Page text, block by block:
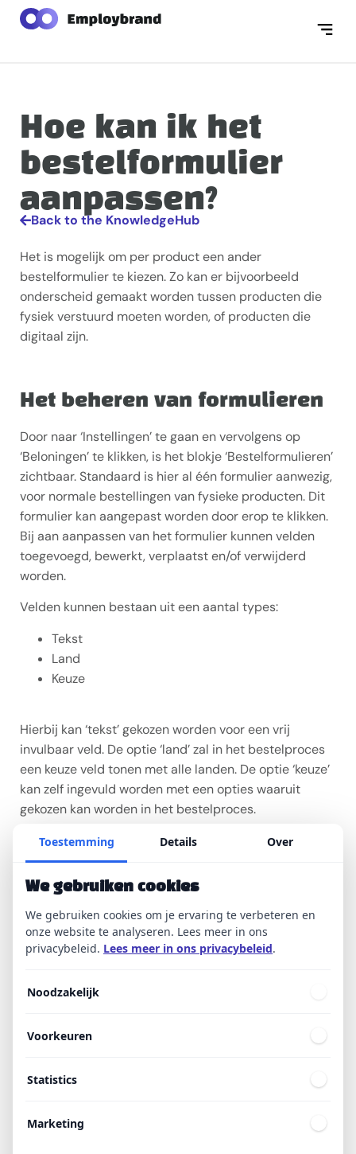
Hoe kan ik het
bestelformulier
aanpassen?
Back to the KnowledgeHub
Het is mogelijk om per product een ander
bestelformulier te kiezen. Zo kan er bijvoorbeeld
onderscheid gemaakt worden tussen producten die
fysiek verstuurd moeten worden, of producten die
digitaal zijn.
Het beheren van formulieren
Door naar ‘Instellingen’ te gaan en vervolgens op
‘Beloningen’ te klikken, is het blokje ‘Bestelformulieren’
zichtbaar. Standaard is hier al één formulier aanwezig,
voor normale bestellingen van fysieke producten. Dit
formulier kan aangepast worden door erop te klikken.
Bij aan aanpassen van het formulier kunnen velden
toegevoegd, bewerkt, verplaatst en/of verwijderd
worden.
Velden kunnen bestaan uit een aantal types:
Tekst
Land
Keuze
Hierbij kan ‘tekst’ gekozen worden voor een vrij
invulbaar veld. De optie ‘land’ zal in het bestelproces
een keuze veld tonen met alle landen. De optie ‘keuze’
kan zelf ingevuld worden met een opties waaruit
gekozen kan worden in het bestelproces.
Maakt jullie organisatie gebruik van meerdere
omgevingen? Dan zijn de bestelformulieren voor alle
omgevingen te beheren in de hoofdomgeving.
Belangrijk: vergeet na het aanpassen niet om de
wijzigingen op te slaan.
Hoe kan een formulier
product?
Door naar ‘Instellingen’ te gaan en vervolgens op
beloningen terecht. Daar kun je, door op een product
Toestemming Details Over
We gebruiken cookies
We gebruiken cookies om je ervaring te verbeteren en
onze website te analyseren. Lees meer in ons
privacybeleid. Lees meer in ons privacybeleid.
Noodzakelijk
Voorkeuren
Statistics
Marketing